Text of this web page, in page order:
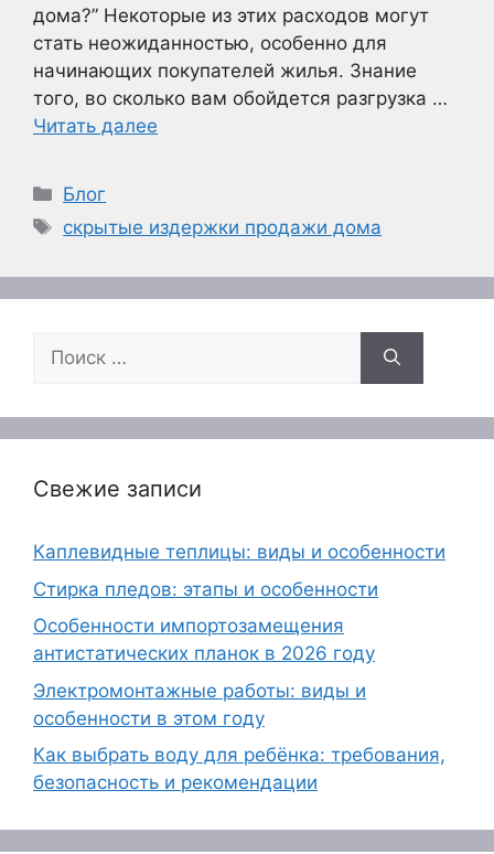
дома?” Некоторые из этих расходов могут
стать неожиданностью, особенно для
начинающих покупателей жилья. Знание
того, во сколько вам обойдется разгрузка …
Читать далее
Рубрики
Блог
Метки
скрытые издержки продажи дома
Поиск:
Свежие записи
Каплевидные теплицы: виды и особенности
Стирка пледов: этапы и особенности
Особенности импортозамещения
антистатических планок в 2026 году
Электромонтажные работы: виды и
особенности в этом году
Как выбрать воду для ребёнка: требования,
безопасность и рекомендации